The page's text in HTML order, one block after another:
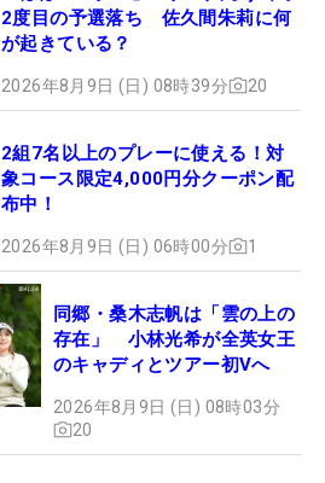
2度目の予選落ち 佐久間朱莉に何
が起きている？
2026年8月9日 (日) 08時39分 20
2組7名以上のプレーに使える！対
象コース限定4,000円分クーポン配
布中！
2026年8月9日 (日) 06時00分 1
同郷・桑木志帆は「雲の上の
存在」 小林光希が全英女王
のキャディとツアー初Vへ
2026年8月9日 (日) 08時03分
20